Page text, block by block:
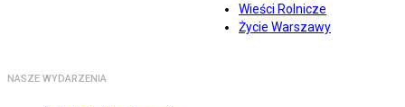
Wieści Rolnicze
Życie Warszawy
NASZE WYDARZENIA